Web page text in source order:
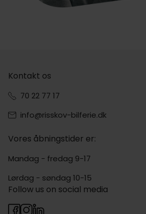
Kontakt os
70 22 77 17
info@risskov-bilferie.dk
Vores åbningstider er:
Mandag - fredag 9-17
Lørdag - søndag 10-15
Follow us on social media